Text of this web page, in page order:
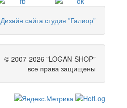
Дизайн сайта студия "Галиор"
© 2007-2026 "LOGAN-SHOP"
все права защищены